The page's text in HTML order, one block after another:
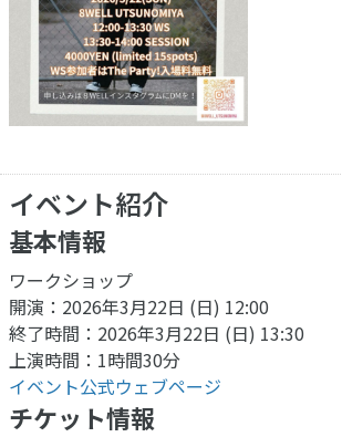
イベント紹介
基本情報
ワークショップ
開演：2026年3月22日 (日) 12:00
終了時間：2026年3月22日 (日) 13:30
上演時間：1時間30分
イベント公式ウェブページ
チケット情報